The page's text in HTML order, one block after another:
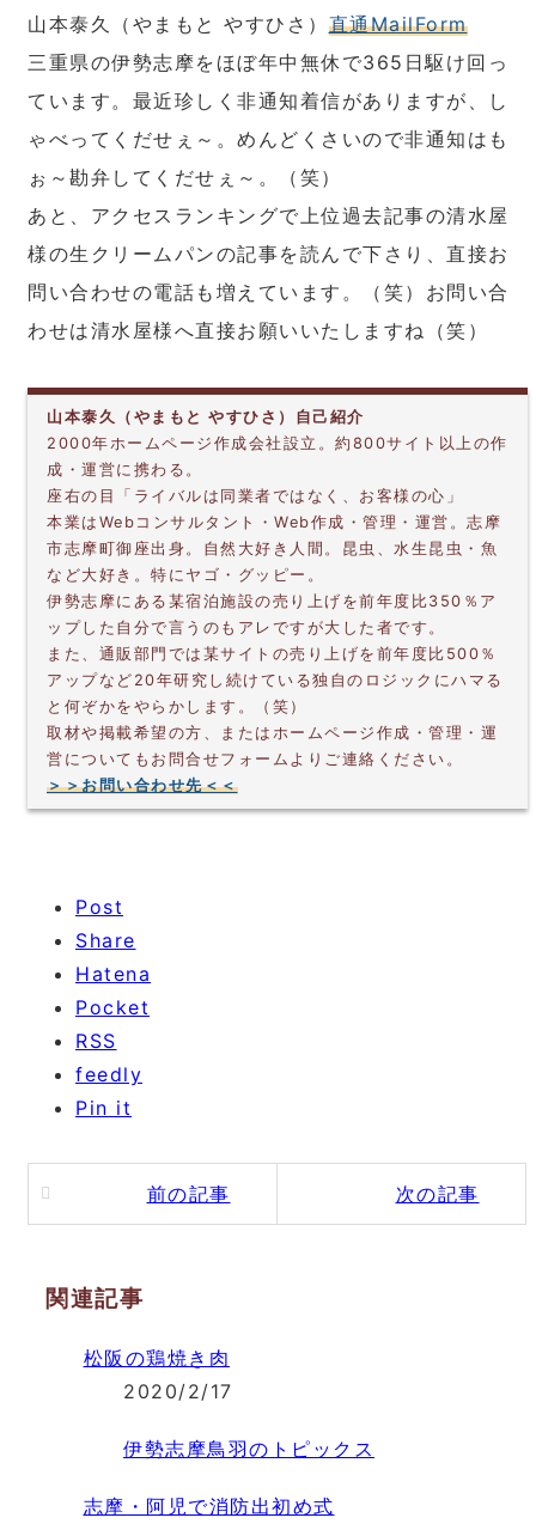
山本泰久（やまもと やすひさ） 直通MailForm
三重県の伊勢志摩をほぼ年中無休で365日駆け回っ
ています。最近珍しく非通知着信がありますが、し
ゃべってくだせぇ～。めんどくさいので非通知はも
ぉ～勘弁してくだせぇ～。（笑）
あと、アクセスランキングで上位過去記事の清水屋
様の生クリームパンの記事を読んで下さり、直接お
問い合わせの電話も増えています。（笑）お問い合
わせは清水屋様へ直接お願いいたしますね（笑）
山本泰久（やまもと やすひさ）自己紹介
2000年ホームページ作成会社設立。約800サイト以上の作
成・運営に携わる。
座右の目「ライバルは同業者ではなく、お客様の心」
本業はWebコンサルタント・Web作成・管理・運営。志摩
市志摩町御座出身。自然大好き人間。昆虫、水生昆虫・魚
など大好き。特にヤゴ・グッピー。
伊勢志摩にある某宿泊施設の売り上げを前年度比350％ア
ップした自分で言うのもアレですが大した者です。
また、通販部門では某サイトの売り上げを前年度比500％
アップなど20年研究し続けている独自のロジックにハマる
と何ぞかをやらかします。（笑）
取材や掲載希望の方、またはホームページ作成・管理・運
営についてもお問合せフォームよりご連絡ください。
＞＞お問い合わせ先＜＜
Post
Share
Hatena
Pocket
RSS
feedly
Pin it
前の記事 次の記事
関連記事
松阪の鶏焼き肉
2020/2/17
伊勢志摩鳥羽のトピックス
志摩・阿児で消防出初め式